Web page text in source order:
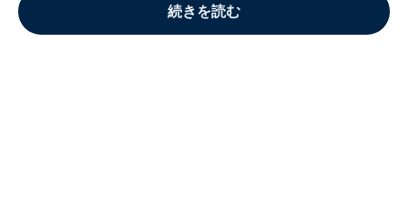
続きを読む